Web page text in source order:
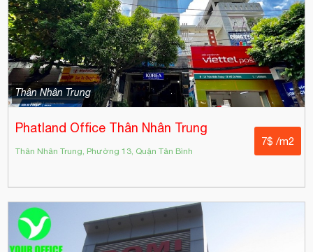
Thân Nhân Trung
Phatland Office Thân Nhân Trung
Thân Nhân Trung, Phường 13, Quận Tân Bình
7$ /m2